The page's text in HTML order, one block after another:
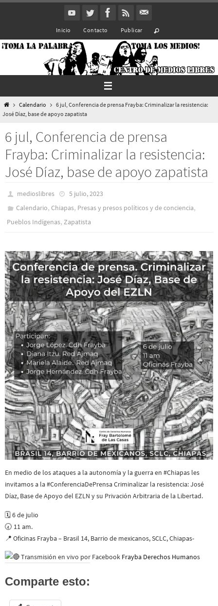
Inicio Contacto Publicar
InicioCalendario
6 jul, Conferencia de prensa Frayba: Criminalizar la resistencia:
José Díaz, base de apoyo zapatista
6 jul, Conferencia de prensa
Frayba: Criminalizar la resistencia:
José Díaz, base de apoyo zapatista
medioslibres
5 julio, 2023
Calendario,Chiapas, Presas y presos polí­ticos y de conciencia,
Pueblos Indí­genas, Zapatista
En medio de los ataques a la autonomía y la guerra en #Chiapas les
invitamos a la #ConferenciaDePrensa Criminalizar la resistencia: José
Díaz, Base de Apoyo del EZLN y su Privación Arbitraria de la Libertad.
🗓️ 6 de julio
🕢 11 am.
📍 Oficinas Frayba – Brasil 14, Barrio de mexicanos, SCLC, Chiapas-
Transmisión en vivo por Facebook Frayba Derechos Humanos
Comparte esto: